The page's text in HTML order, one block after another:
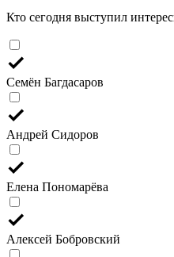
Кто сегодня выступил
Семён Багдасаров
Андрей Сидоров
Елена Пономарёва
Алексей Бобровский